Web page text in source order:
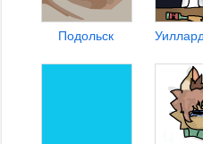
Подольск